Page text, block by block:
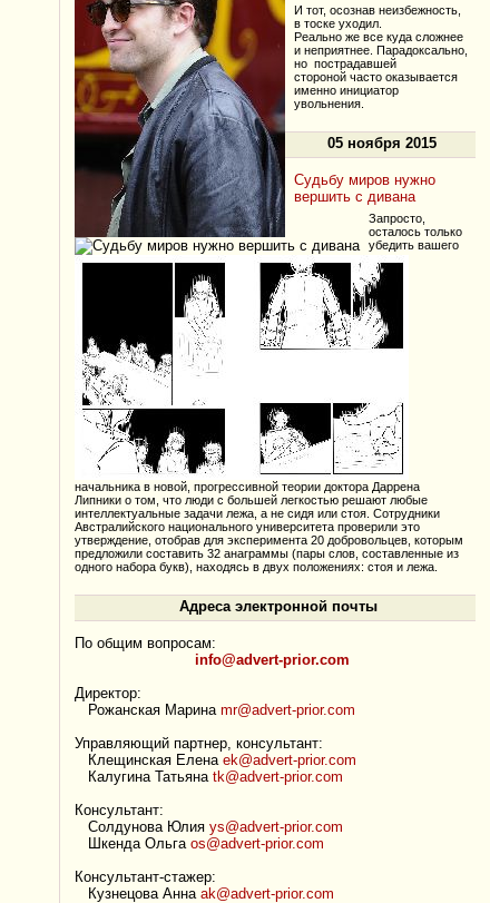
И тот, осознав неизбежность,
в тоске уходил.
Реально же все куда сложнее
и неприятнее. Парадоксально,
но пострадавшей
стороной часто оказывается
именно инициатор
увольнения.
05 ноября 2015
Судьбу миров нужно
вершить с дивана
Запросто,
осталось только
убедить вашего
начальника в новой, прогрессивной теории доктора Даррена
Липники о том, что люди с большей легкостью решают любые
интеллектуальные задачи лежа, а не сидя или стоя. Сотрудники
Австралийского национального университета проверили это
утверждение, отобрав для эксперимента 20 добровольцев, которым
предложили составить 32 анаграммы (пары слов, составленные из
одного набора букв), находясь в двух положениях: стоя и лежа.
Адреса электронной почты
По общим вопросам:
info@advert-prior.com
Директор:
Рожанская Маринаmr@advert-prior.com
Управляющий партнер, консультант:
Клещинская Еленаek@advert-prior.com
Калугина Татьянаtk@advert-prior.com
Консультант:
Солдунова Юлияys@advert-prior.com
Шкенда Ольгаos@advert-prior.com
Консультант-стажер:
Кузнецова Аннаak@advert-prior.com